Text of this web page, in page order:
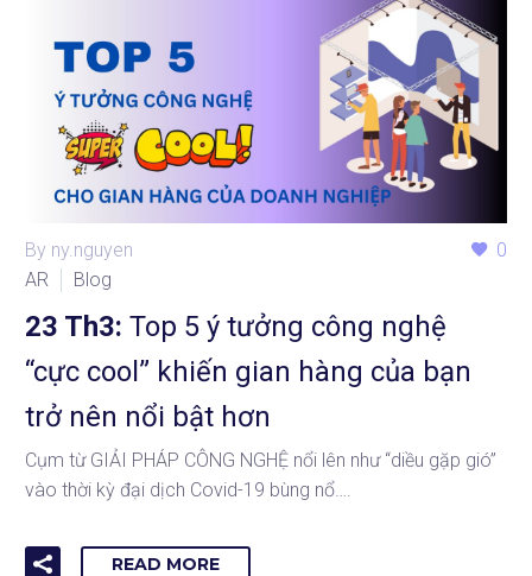
0
By ny.nguyen
AR
Blog
23 Th3: Top 5 ý tưởng công nghệ
“cực cool” khiến gian hàng của bạn
trở nên nổi bật hơn
Cụm từ GIẢI PHÁP CÔNG NGHỆ nổi lên như “diều gặp gió”
vào thời kỳ đại dịch Covid-19 bùng nổ….
READ MORE